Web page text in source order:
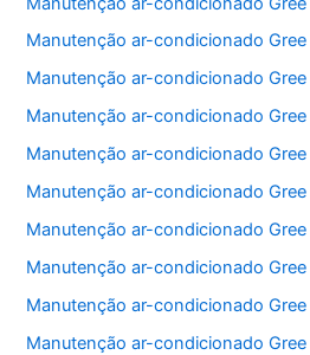
Manutenção ar-condicionado Gree
Manutenção ar-condicionado Gree
Manutenção ar-condicionado Gree
Manutenção ar-condicionado Gree
Manutenção ar-condicionado Gree
Manutenção ar-condicionado Gree
Manutenção ar-condicionado Gree
Manutenção ar-condicionado Gree
Manutenção ar-condicionado Gree